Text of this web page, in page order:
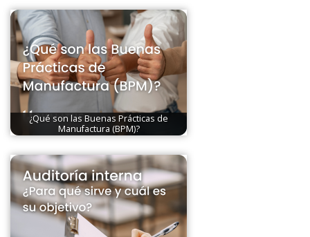
¿Qué son las Buenas Prácticas de
Manufactura (BPM)?